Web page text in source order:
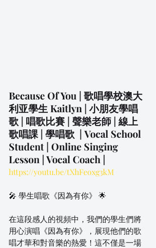
Because Of You | 歌唱學校澳大
利亚學生 Kaitlyn | 小朋友學唱
歌 | 唱歌比賽 | 聲樂老師 | 線上
歌唱課 | 學唱歌  | Vocal School
Student | Online Singing
Lesson | Vocal Coach |
https://youtu.be/tXhFeoxg3kM
🎤 學生唱歌《因為有你》 🌟
在這段感人的視頻中，我們的學生們將
用心演唱《因為有你》，展現他們的歌
唱才華和對音樂的熱愛！這不僅是一場